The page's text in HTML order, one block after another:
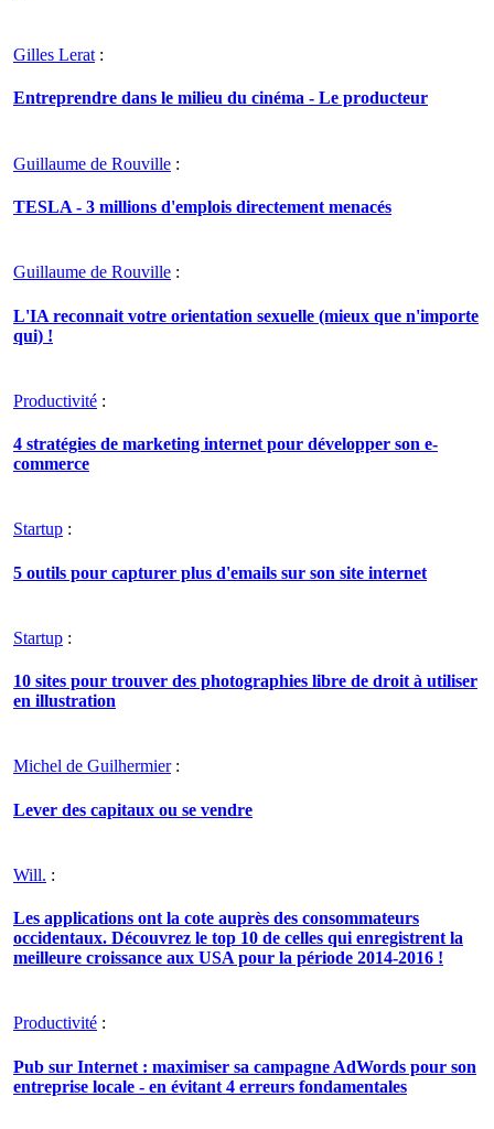
Gilles Lerat :
Entreprendre dans le milieu du cinéma - Le producteur
Guillaume de Rouville :
TESLA - 3 millions d'emplois directement menacés
Guillaume de Rouville :
L'IA reconnait votre orientation sexuelle (mieux que n'importe
qui) !
Productivité :
4 stratégies de marketing internet pour développer son e-
commerce
Startup :
5 outils pour capturer plus d'emails sur son site internet
Startup :
10 sites pour trouver des photographies libre de droit à utiliser
en illustration
Michel de Guilhermier:
Lever des capitaux ou se vendre
Will. :
Les applications ont la cote auprès des consommateurs
occidentaux. Découvrez le top 10 de celles qui enregistrent la
meilleure croissance aux USA pour la période 2014-2016 !
Productivité :
Pub sur Internet : maximiser sa campagne AdWords pour son
entreprise locale - en évitant 4 erreurs fondamentales